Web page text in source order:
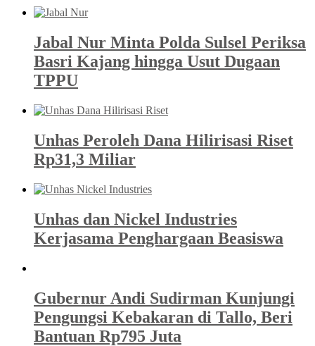
Jabal Nur Minta Polda Sulsel Periksa
Basri Kajang hingga Usut Dugaan
TPPU
Unhas Peroleh Dana Hilirisasi Riset
Rp31,3 Miliar
Unhas dan Nickel Industries
Kerjasama Penghargaan Beasiswa
Gubernur Andi Sudirman Kunjungi
Pengungsi Kebakaran di Tallo, Beri
Bantuan Rp795 Juta